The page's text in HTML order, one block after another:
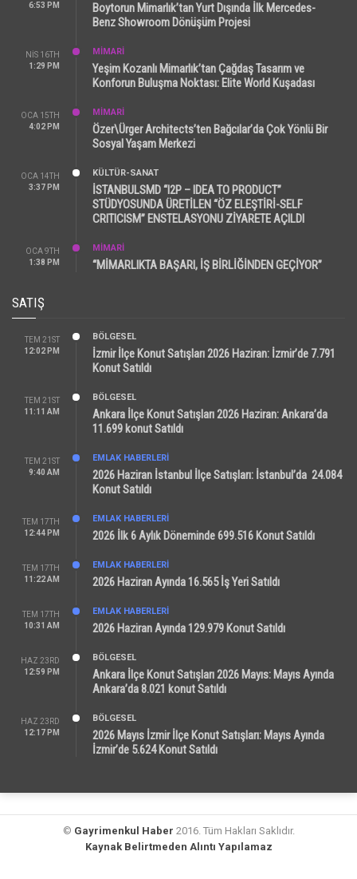
6:53 PM
Boytorun Mimarlık’tan Yurt Dışında İlk Mercedes-
Benz Showroom Dönüşüm Projesi
NIS 16TH
1:29 PM
MİMARİ
Yeşim Kozanlı Mimarlık’tan Çağdaş Tasarım ve
Konforun Buluşma Noktası: Elite World Kuşadası
OCA 15TH
4:02 PM
MİMARİ
Özer\Ürger Architects’ten Bağcılar’da Çok Yönlü Bir
Sosyal Yaşam Merkezi
OCA 14TH
3:37 PM
KÜLTÜR-SANAT
İSTANBULSMD “I2P – IDEA TO PRODUCT”
STÜDYOSUNDA ÜRETİLEN “ÖZ ELEŞTİRİ-SELF
CRITICISM” ENSTELASYONU ZİYARETE AÇILDI
OCA 9TH
1:38 PM
MİMARİ
“MİMARLIKTA BAŞARI, İŞ BİRLİĞİNDEN GEÇİYOR”
SATIŞ
TEM 21ST
12:02 PM
BÖLGESEL
İzmir İlçe Konut Satışları 2026 Haziran: İzmir’de 7.791
Konut Satıldı
TEM 21ST
11:11 AM
BÖLGESEL
Ankara İlçe Konut Satışları 2026 Haziran: Ankara’da
11.699 konut Satıldı
TEM 21ST
9:40 AM
EMLAK HABERLERI
2026 Haziran İstanbul İlçe Satışları: İstanbul’da 24.084
Konut Satıldı
TEM 17TH
12:44 PM
EMLAK HABERLERI
2026 İlk 6 Aylık Döneminde 699.516 Konut Satıldı
TEM 17TH
11:22 AM
EMLAK HABERLERI
2026 Haziran Ayında 16.565 İş Yeri Satıldı
TEM 17TH
10:31 AM
EMLAK HABERLERI
2026 Haziran Ayında 129.979 Konut Satıldı
HAZ 23RD
12:59 PM
BÖLGESEL
Ankara İlçe Konut Satışları 2026 Mayıs: Mayıs Ayında
Ankara’da 8.021 konut Satıldı
HAZ 23RD
12:17 PM
BÖLGESEL
2026 Mayıs İzmir İlçe Konut Satışları: Mayıs Ayında
İzmir’de 5.624 Konut Satıldı
© Gayrimenkul Haber 2016. Tüm Hakları Saklıdır.
Kaynak Belirtmeden Alıntı Yapılamaz